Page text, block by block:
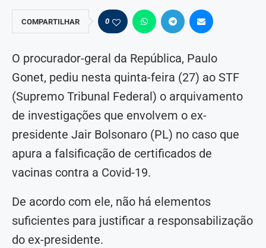
COMPARTILHAR 0
O procurador-geral da República, Paulo
Gonet, pediu nesta quinta-feira (27) ao STF
(Supremo Tribunal Federal) o arquivamento
de investigações que envolvem o ex-
presidente Jair Bolsonaro (PL) no caso que
apura a falsificação de certificados de
vacinas contra a Covid-19.
De acordo com ele, não há elementos
suficientes para justificar a responsabilização
do ex-presidente.